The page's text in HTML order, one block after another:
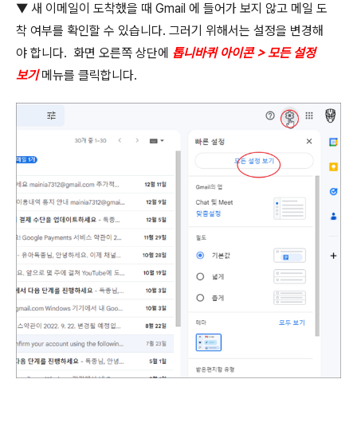
▼ 새 이메일이 도착했을 때 Gmail 에 들어가 보지 않고 메일 도
착 여부를 확인할 수 있습니다. 그러기 위해서는 설정을 변경해
야 합니다. 화면 오른쪽 상단에 톱니바퀴 아이콘>모든 설정
보기메뉴를 클릭합니다.